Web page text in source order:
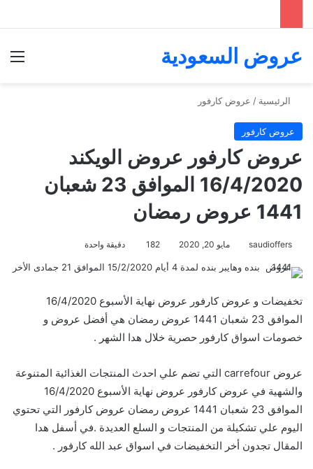
عروض السعودية
الرئيسية / عروض كارفور
عروض كارفور
عروض كارفور عروض الويكند
16/4/2020 الموافق 23 شعبان
1441 عروض رمضان
saudioffers مايو 20, 2020 182 دقيقة واحدة
تخفيضات و عروض كارفور عروض نهاية الأسبوع 16/4/2020
الموافق 23 شعبان 1441 عروض رمضان هي أفضل عروض و
خصومات اسواق كارفور حصرية خلال هدا الشهر .
عروض carrefour التي تضم علي احدث المنتجات الغذائية المتنوعة
والشهية في عروض كارفور عروض نهاية الأسبوع 16/4/2020
الموافق 23 شعبان 1441 عروض رمضان عروض كارفور التي تحتوي
اليوم علي تشكيلة من المنتجات و السلع العديدة .في أسفل هدا
المقال تجدون أخر التخفيضات في اسواق عبد الله كارفور .